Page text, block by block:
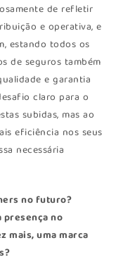
de refletir
e operativa, e
estando todos os
de seguros também
e garantia
claro para o
subidas, mas ao
eficiência nos seus
necessária
no futuro?
no
mais, uma marca